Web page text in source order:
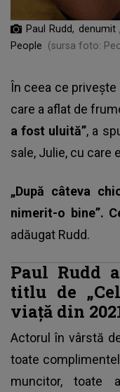
Paul Rudd,
People
(sursa foto:
În ceea ce
care a aflat de
a fost uluită”, a
sale, Julie, cu care
„După câteva
nimerit-o bine”.
adăugat Rudd.
Paul Rudd
titlu de
viață din
Actorul în vârstă
toate
muncitor, toate